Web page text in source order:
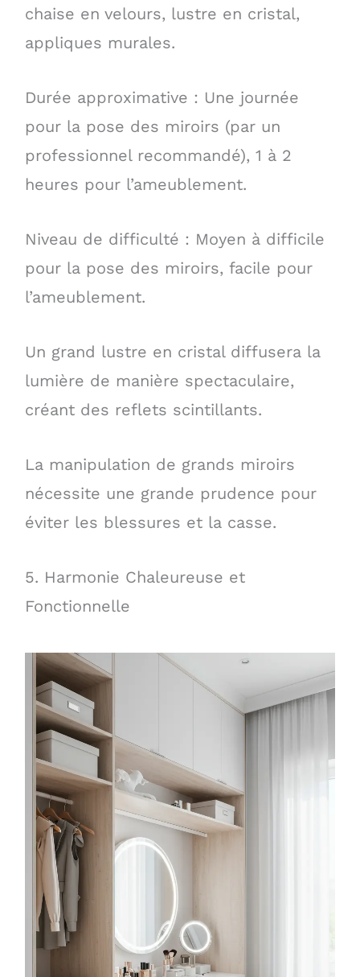
chaise en velours, lustre en cristal,
appliques murales.
Durée approximative : Une journée
pour la pose des miroirs (par un
professionnel recommandé), 1 à 2
heures pour l’ameublement.
Niveau de difficulté : Moyen à difficile
pour la pose des miroirs, facile pour
l’ameublement.
Un grand lustre en cristal diffusera la
lumière de manière spectaculaire,
créant des reflets scintillants.
La manipulation de grands miroirs
nécessite une grande prudence pour
éviter les blessures et la casse.
5. Harmonie Chaleureuse et
Fonctionnelle